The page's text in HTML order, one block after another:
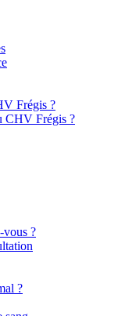
Frégis ?
CHV Frégis ?
vous ?
?